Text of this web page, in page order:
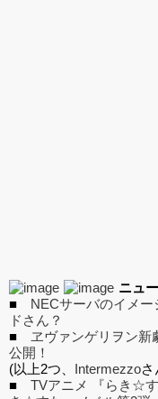
ニュ
■ NECサーバのイメ
ドさん？
■
ヱヴァンゲリヲン
公開！
(以上2つ、 Intermezzoさ
■ TVアニメ 『らき☆